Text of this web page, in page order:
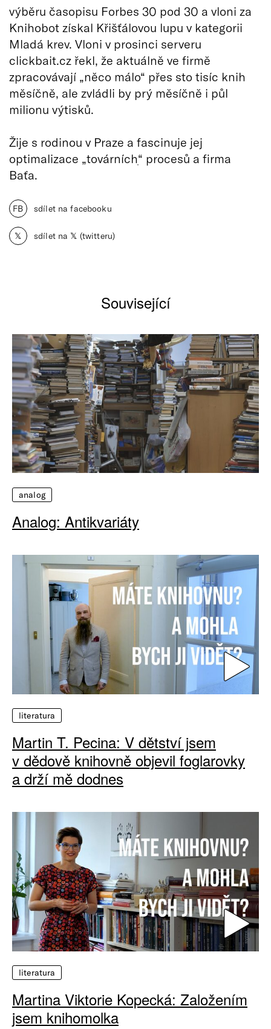
výběru časopisu Forbes 30 pod 30 a vloni za
Knihobot získal Křišťálovou lupu v kategorii
Mladá krev. Vloni v prosinci serveru
clickbait.cz řekl, že aktuálně ve firmě
zpracovávají „něco málo“ přes sto tisíc knih
měsíčně, ale zvládli by prý měsíčně i půl
milionu výtisků.
Žije s rodinou v Praze a fascinuje jej
optimalizace „továrníchׅ“ procesů a firma
Baťa.
FB sdílet na facebooku
𝕏 sdílet na 𝕏 (twitteru)
Související
analog
Analog: Antikvariáty
literatura
Martin T. Pecina: V dětství jsem
v dědově knihovně objevil foglarovky
a drží mě dodnes
literatura
Martina Viktorie Kopecká: Založením
jsem knihomolka